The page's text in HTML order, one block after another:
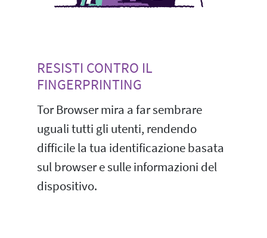
RESISTI CONTRO IL
FINGERPRINTING
Tor Browser mira a far sembrare
uguali tutti gli utenti, rendendo
difficile la tua identificazione basata
sul browser e sulle informazioni del
dispositivo.